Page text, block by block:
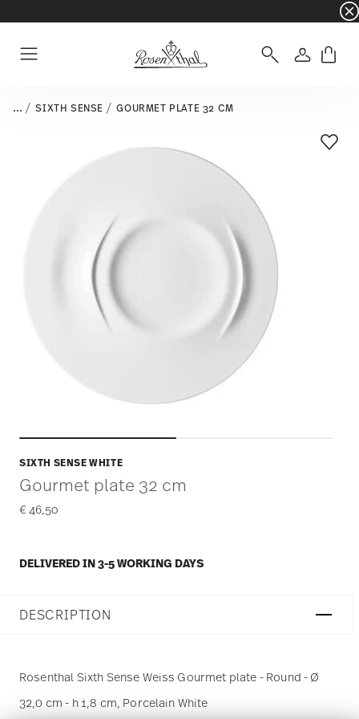
☀️ Summer SALE – Save even more: an
Login
... SIXTH SENSE GOURMET PLATE 32 CM
SIXTH SENSE WHITE
Gourmet plate 32 cm
€ 46,50
DELIVERED IN 3-5 WORKING DAYS
Add
DESCRIPTION
Rosenthal Sixth Sense Weiss Gourmet plate - Round - Ø
32,0 cm - h 1,8 cm, Porcelain White